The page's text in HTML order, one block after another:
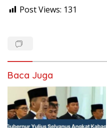
Post Views: 131
Baca Juga